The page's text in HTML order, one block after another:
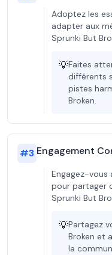
Adoptez les
adapter aux
Sprunki But
💡Faites
différents
pistes
Broken.
#3 Engagement
Engagez-vous
pour partager
Sprunki But
💡Partagez
Broken et
la